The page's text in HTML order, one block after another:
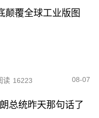
颠覆全球工业版图
读 16223 08-07
总统昨天那句话了